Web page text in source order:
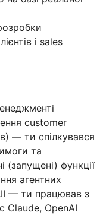
і sales
customer
— ти спілкувався
та
(запущені) функції
агентних
— ти працював з
Claude, OpenAI